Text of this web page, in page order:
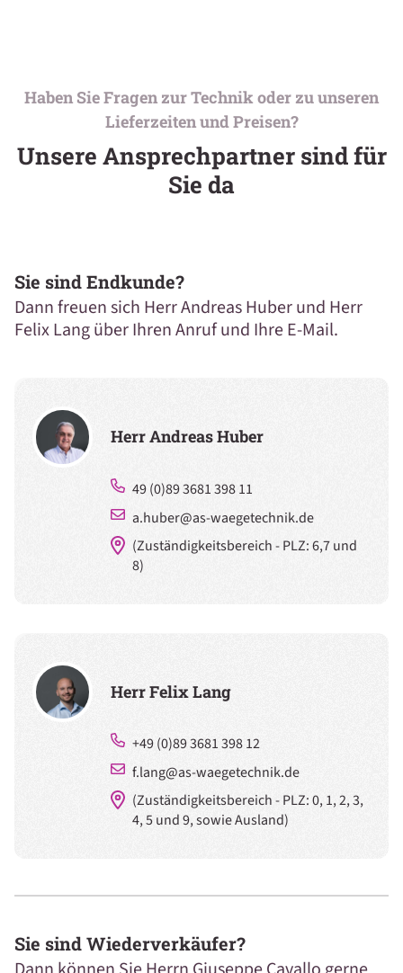
Haben Sie Fragen zur Technik oder zu unseren
Lieferzeiten und Preisen?
Unsere Ansprechpartner sind für
Sie da
Sie sind Endkunde?
Dann freuen sich Herr Andreas Huber und Herr
Felix Lang über Ihren Anruf und Ihre E-Mail.
Herr Andreas Huber
49 (0)89 3681 398 11
a.huber@as-waegetechnik.de
(Zuständigkeitsbereich - PLZ: 6,7 und
8)
Herr Felix Lang
+49 (0)89 3681 398 12
f.lang@as-waegetechnik.de
(Zuständigkeitsbereich - PLZ: 0, 1, 2, 3,
4, 5 und 9, sowie Ausland)
Sie sind Wiederverkäufer?